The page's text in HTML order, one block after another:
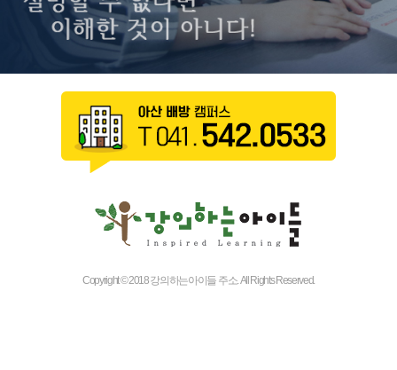
Copyright © 2018 강의하는아이들 주소. All Rights Reserved.